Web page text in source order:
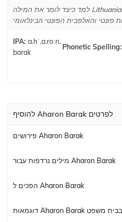
למד כיצד לומר את המילה Lithuanian Aharon Barak באנגלית
IPA: a.hˈ.a.roːn.
barak
Phonetic Spelling:
להוסיף Aharon Barak לפרטים
פירושים Aharon Barak
מילים נרדפות עבור Aharon Barak
הפכים ל Aharon Barak